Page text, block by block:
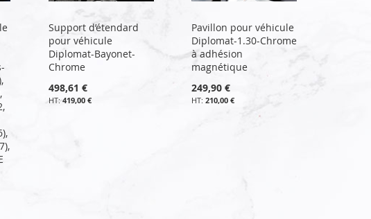
Support d’étendard
pour véhicule
Diplomat-Bayonet-
Chrome
498,61 €
419,00 €
Pavillon pour véhicule
Diplomat-1.30-Chrome
à adhésion
magnétique
249,90 €
210,00 €